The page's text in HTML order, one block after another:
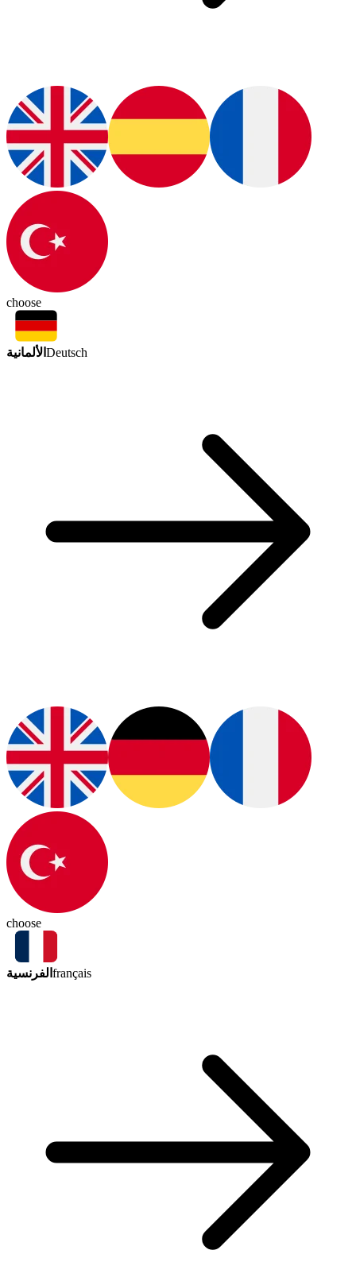
choose
الألمانية Deutsch
choose
الفرنسية français